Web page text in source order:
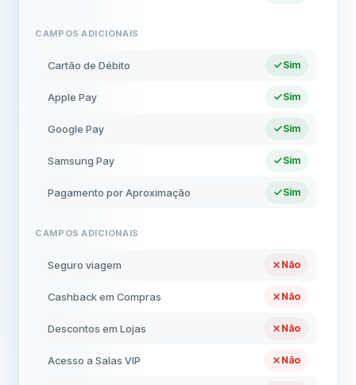
CAMPOS ADICIONAIS
Cartão de Débito Sim
Apple Pay Sim
Google Pay Sim
Samsung Pay Sim
Pagamento por Aproximação Sim
CAMPOS ADICIONAIS
Seguro viagem Não
Cashback em Compras Não
Descontos em Lojas Não
Acesso a Salas VIP Não